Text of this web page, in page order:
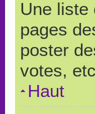
Une liste
pages
poster
votes,
Haut